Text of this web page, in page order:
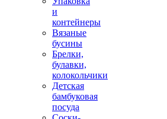
и
контейнеры
Вязаные
бусины
Брелки,
булавки,
колокольчики
Детская
бамбуковая
посуда